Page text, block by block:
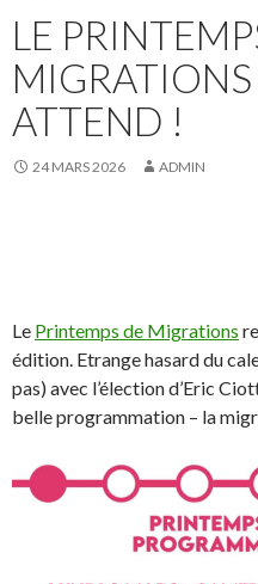
LE
ATTEND !
24 MARS 2026 ADMIN
Le Printemps de Migrations
édition. Etrange hasard du
pas) avec l’élection d’Eric
belle programmation – la